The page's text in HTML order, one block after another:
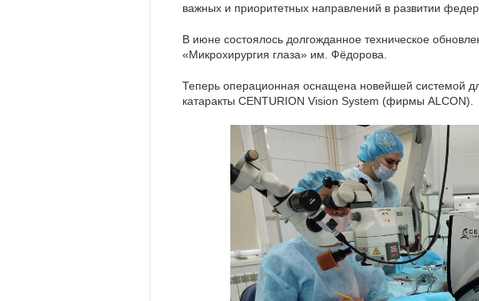
важных и приоритетных направлений в развитии
В июне состоялось долгожданное техническое
«Микрохирургия глаза» им. Фёдорова.
Теперь операционная оснащена новейшей системой
катаракты CENTURION Vision System (фирмы ALCON).